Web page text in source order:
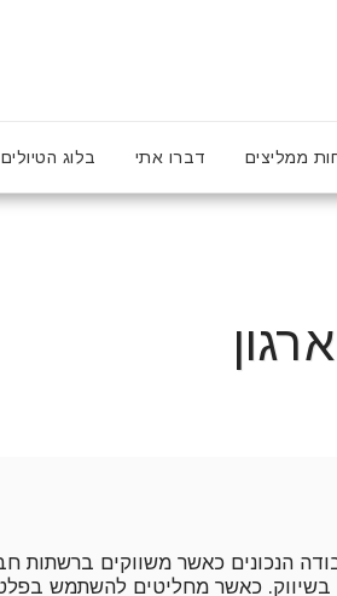
ממליצים דברו אתי בלוג
הנכונים כאשר משווקים ברשתות
כאשר מחליטים להשתמש